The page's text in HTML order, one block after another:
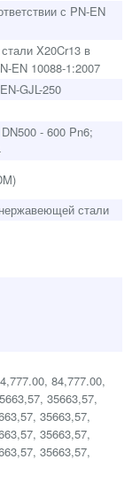
с PN-EN
X20Cr13 в
EN 10088-1:2007
GJL-250
- 600 Pn6;
стали
84,777.00,
35663,57,
35663,57,
35663,57,
35663,57,